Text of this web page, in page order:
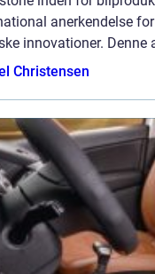
anerkendelse
innovationer. Denne
Christensen